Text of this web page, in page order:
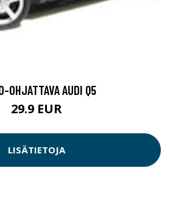
OHJATTAVA AUDI Q5
29.9 EUR
LISÄTIETOJA